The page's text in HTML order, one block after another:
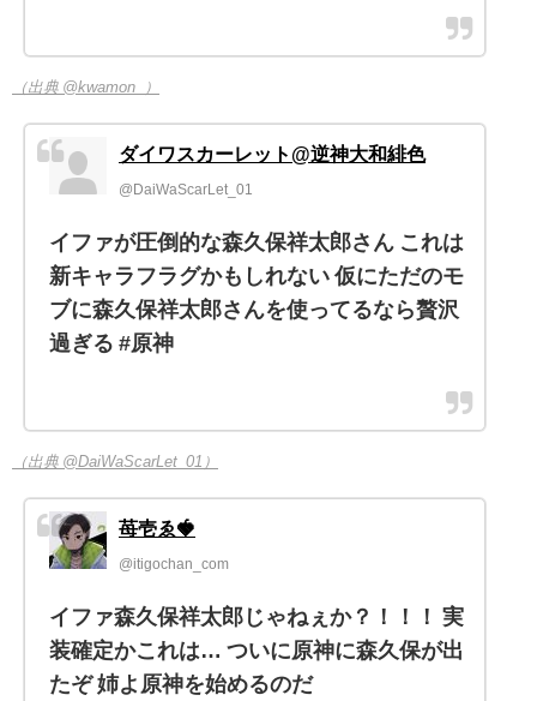
（出典 @kwamon_）
ダイワスカーレット@逆神大和緋色
@DaiWaScarLet_01
イファが圧倒的な森久保祥太郎さん これは
新キャラフラグかもしれない 仮にただのモ
ブに森久保祥太郎さんを使ってるなら贅沢
過ぎる #原神
（出典 @DaiWaScarLet_01）
苺壱ゑ🍓
@itigochan_com
イファ森久保祥太郎じゃねぇか？！！！ 実
装確定かこれは… ついに原神に森久保が出
たぞ 姉よ原神を始めるのだ